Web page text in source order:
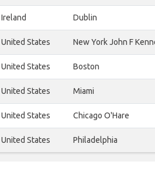
Ireland Dublin
United States New York John F
United States Boston
United States Miami
United States Chicago O'Hare
United States Philadelphia